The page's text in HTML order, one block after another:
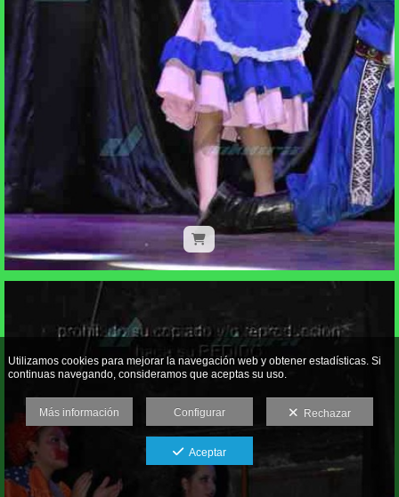
Utilizamos cookies para mejorar la navegación web y obtener estadísticas. Si
continuas navegando, consideramos que aceptas su uso.
Más información Configurar Rechazar
Aceptar